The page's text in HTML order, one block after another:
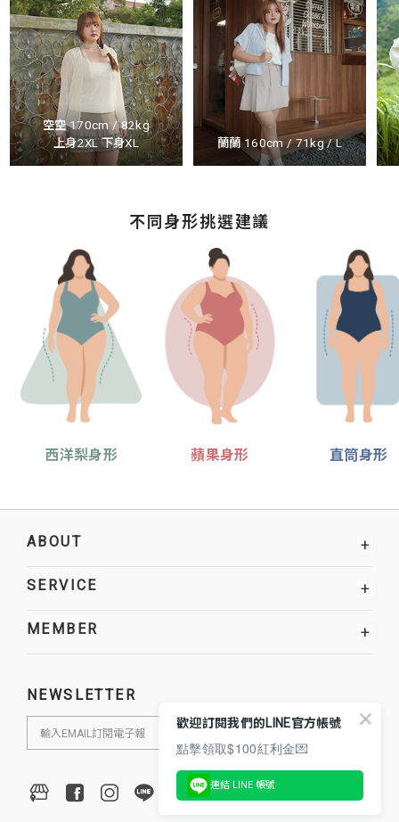
空空 170cm / 82kg
上身2XL 下身XL
蘭蘭 160cm / 71kg / L
不同身形挑選建議
西洋梨身形 蘋果身形 直筒身形
ABOUT +
SERVICE +
MEMBER +
NEWSLETTER
歡迎訂閱我們的LINE官方帳號
點擊領取$100紅利金💌
連結 LINE 帳號